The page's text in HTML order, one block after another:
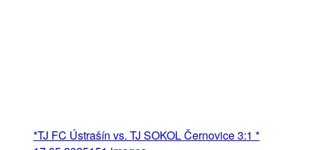
*TJ FC Ústrašín vs. TJ SOKOL Černovice 3:1 *